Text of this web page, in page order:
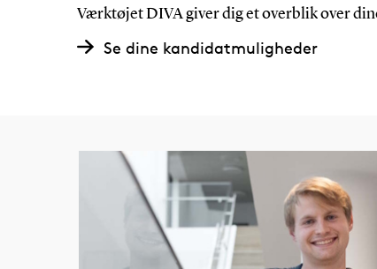
Værktøjet DIVA giver dig et overblik over
Se dine kandidatmuligheder